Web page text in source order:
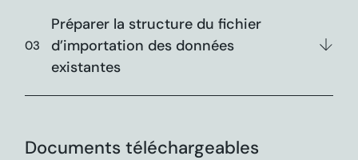
Préparer la structure du fichier
d’importation des données
existantes
Documents téléchargeables